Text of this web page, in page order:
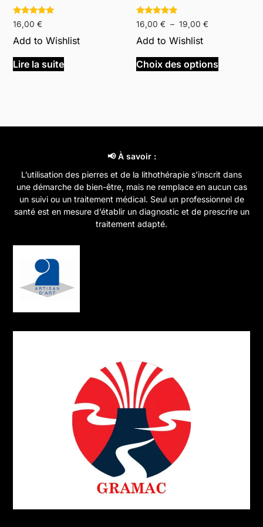
Note
5.00
sur 5
16,00€
Add to Wishlist
Lire la suite
Note
5.00
sur 5
16,00€ – 19,00€
16,00 €
à
Add to Wishlist
Choix des options
Ce
produit
Les
choisies
sur
la
📢 À savoir :
L’utilisation des pierres et de la lithothérapie s’inscrit dans
une démarche de bien-être, mais ne remplace en aucun cas
un suivi ou un traitement médical. Seul un professionnel de
santé est en mesure d’établir un diagnostic et de prescrire un
traitement adapté.